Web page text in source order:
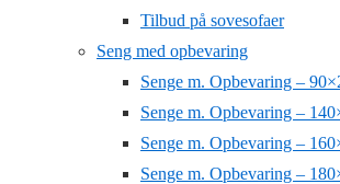
Tilbud på sovesofaer
Seng med opbevaring
Senge m. Opbevaring –
Senge m. Opbevaring –
Senge m. Opbevaring –
Senge m. Opbevaring –